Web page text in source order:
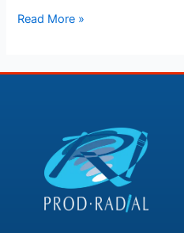
Read More »